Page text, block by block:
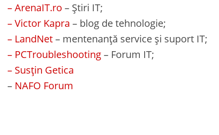
– ArenaIT.ro – Știri IT;
– Victor Kapra – blog de tehnologie;
– LandNet– mentenanță service și suport IT;
– PCTroubleshooting– Forum IT;
– Susțin Getica
– NAFO Forum